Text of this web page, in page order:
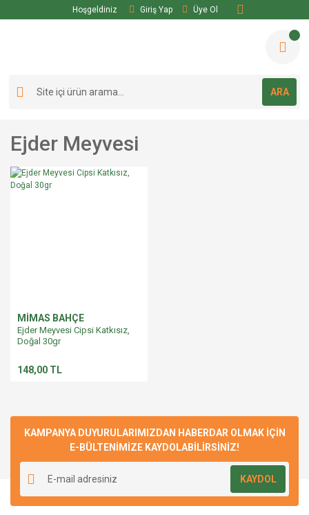
Hoşgeldiniz Giriş Yap Üye Ol
ARA
Ejder Meyvesi
MİMAS BAHÇE
Ejder Meyvesi Cipsi Katkısız,
Doğal 30gr
148,00 TL
KAMPANYA DUYURULARIMIZDAN HABERDAR OLMAK İÇİN
E-BÜLTENİMİZE KAYDOLABİLİRSİNİZ!
KAYDOL